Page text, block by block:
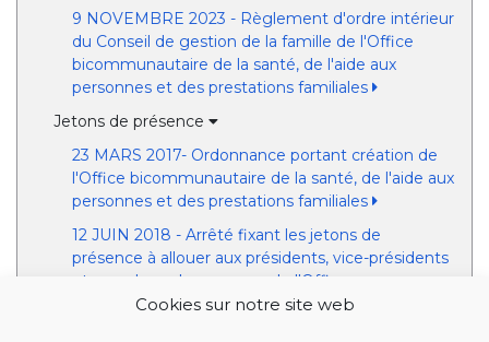
Cookies sur notre site web
9 NOVEMBRE 2023 - Règlement d'ordre intérieur
du Conseil de gestion de la famille de l'Office
bicommunautaire de la santé, de l'aide aux
personnes et des prestations familiales
Jetons de présence
23 MARS 2017- Ordonnance portant création de
l'Office bicommunautaire de la santé, de l'aide aux
personnes et des prestations familiales
12 JUIN 2018 - Arrêté fixant les jetons de
présence à allouer aux présidents, vice-présidents
et membres des organes de l'Office
bicommunautaire de la santé, de l'aide aux